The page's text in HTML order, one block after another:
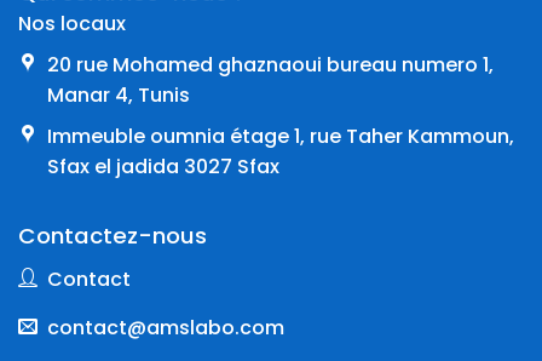
Nos locaux
20 rue Mohamed ghaznaoui bureau numero 1,
Manar 4, Tunis
Immeuble oumnia étage 1, rue Taher Kammoun,
Sfax el jadida 3027 Sfax
Contactez-nous
Contact
contact@amslabo.com